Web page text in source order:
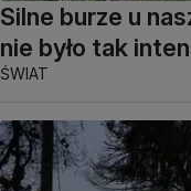
Silne burze u
nie było tak
ŚWIAT